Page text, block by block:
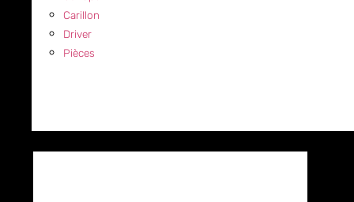
Carillon
Driver
Pièces